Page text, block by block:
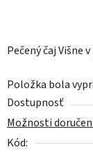
Pečený čaj Višne
Položka bola
Dostupnosť
Možnosti
Kód: